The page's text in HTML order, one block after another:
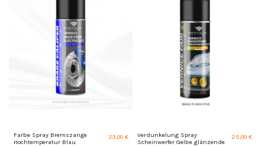
Farbe Spray Bremszange
Hochtemperatur Blau
23,00 €
Verdunkelung Spray
Scheinwerfer Gelbe glänzende
25,00 €